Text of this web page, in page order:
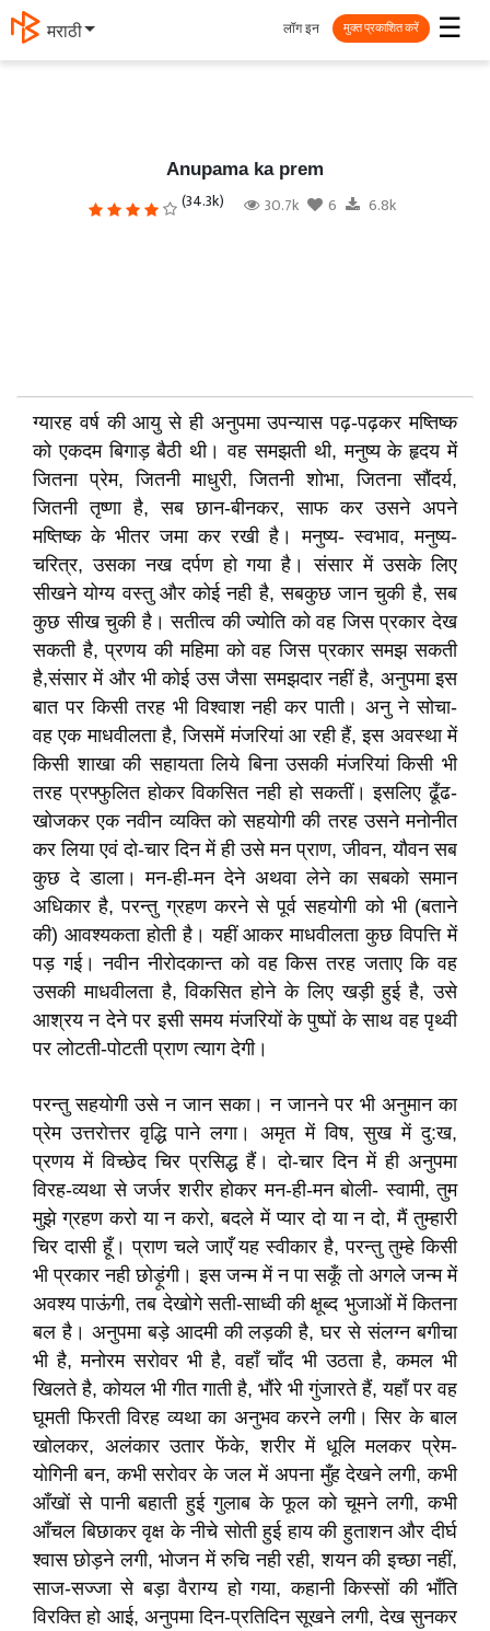
தமிழ் ☰
लॉग इन मुक्त प्रकाशित करें
Anupama ka prem
(34.3k) 30.7k 6 6.8k
ग्यारह वर्ष की आयु से ही अनुपमा उपन्यास पढ़-पढ़कर मष्तिष्क
को एकदम बिगाड़ बैठी थी। वह समझती थी, मनुष्य के हृदय में
जितना प्रेम, जितनी माधुरी, जितनी शोभा, जितना सौंदर्य,
जितनी तृष्णा है, सब छान-बीनकर, साफ कर उसने अपने
मष्तिष्क के भीतर जमा कर रखी है। मनुष्य- स्वभाव, मनुष्य-
चरित्र, उसका नख दर्पण हो गया है। संसार में उसके लिए
सीखने योग्य वस्तु और कोई नही है, सबकुछ जान चुकी है, सब
कुछ सीख चुकी है। सतीत्व की ज्योति को वह जिस प्रकार देख
सकती है, प्रणय की महिमा को वह जिस प्रकार समझ सकती
है,संसार में और भी कोई उस जैसा समझदार नहीं है, अनुपमा इस
बात पर किसी तरह भी विश्वाश नही कर पाती। अनु ने सोचा-
वह एक माधवीलता है, जिसमें मंजरियां आ रही हैं, इस अवस्था में
किसी शाखा की सहायता लिये बिना उसकी मंजरियां किसी भी
तरह प्रफ्फुलित होकर विकसित नही हो सकतीं। इसलिए ढूँढ-
खोजकर एक नवीन व्यक्ति को सहयोगी की तरह उसने मनोनीत
कर लिया एवं दो-चार दिन में ही उसे मन प्राण, जीवन, यौवन सब
कुछ दे डाला। मन-ही-मन देने अथवा लेने का सबको समान
अधिकार है, परन्तु ग्रहण करने से पूर्व सहयोगी को भी (बताने
की) आवश्यकता होती है। यहीं आकर माधवीलता कुछ विपत्ति में
पड़ गई। नवीन नीरोदकान्त को वह किस तरह जताए कि वह
उसकी माधवीलता है, विकसित होने के लिए खड़ी हुई है, उसे
आश्रय न देने पर इसी समय मंजरियों के पुष्पों के साथ वह पृथ्वी
पर लोटती-पोटती प्राण त्याग देगी।
परन्तु सहयोगी उसे न जान सका। न जानने पर भी अनुमान का
प्रेम उत्तरोत्तर वृद्धि पाने लगा। अमृत में विष, सुख में दु:ख,
प्रणय में विच्छेद चिर प्रसिद्ध हैं। दो-चार दिन में ही अनुपमा
विरह-व्यथा से जर्जर शरीर होकर मन-ही-मन बोली- स्वामी, तुम
मुझे ग्रहण करो या न करो, बदले में प्यार दो या न दो, मैं तुम्हारी
चिर दासी हूँ। प्राण चले जाएँ यह स्वीकार है, परन्तु तुम्हे किसी
भी प्रकार नही छोड़ूंगी। इस जन्म में न पा सकूँ तो अगले जन्म में
अवश्य पाऊंगी, तब देखोगे सती-साध्वी की क्षूब्द भुजाओं में कितना
बल है। अनुपमा बड़े आदमी की लड़की है, घर से संलग्न बगीचा
भी है, मनोरम सरोवर भी है, वहाँ चाँद भी उठता है, कमल भी
खिलते है, कोयल भी गीत गाती है, भौंरे भी गुंजारते हैं, यहाँ पर वह
घूमती फिरती विरह व्यथा का अनुभव करने लगी। सिर के बाल
खोलकर, अलंकार उतार फेंके, शरीर में धूलि मलकर प्रेम-
योगिनी बन, कभी सरोवर के जल में अपना मुँह देखने लगी, कभी
आँखों से पानी बहाती हुई गुलाब के फूल को चूमने लगी, कभी
आँचल बिछाकर वृक्ष के नीचे सोती हुई हाय की हुताशन और दीर्घ
श्वास छोड़ने लगी, भोजन में रुचि नही रही, शयन की इच्छा नहीं,
साज-सज्जा से बड़ा वैराग्य हो गया, कहानी किस्सों की भाँति
विरक्ति हो आई, अनुपमा दिन-प्रतिदिन सूखने लगी, देख सुनकर